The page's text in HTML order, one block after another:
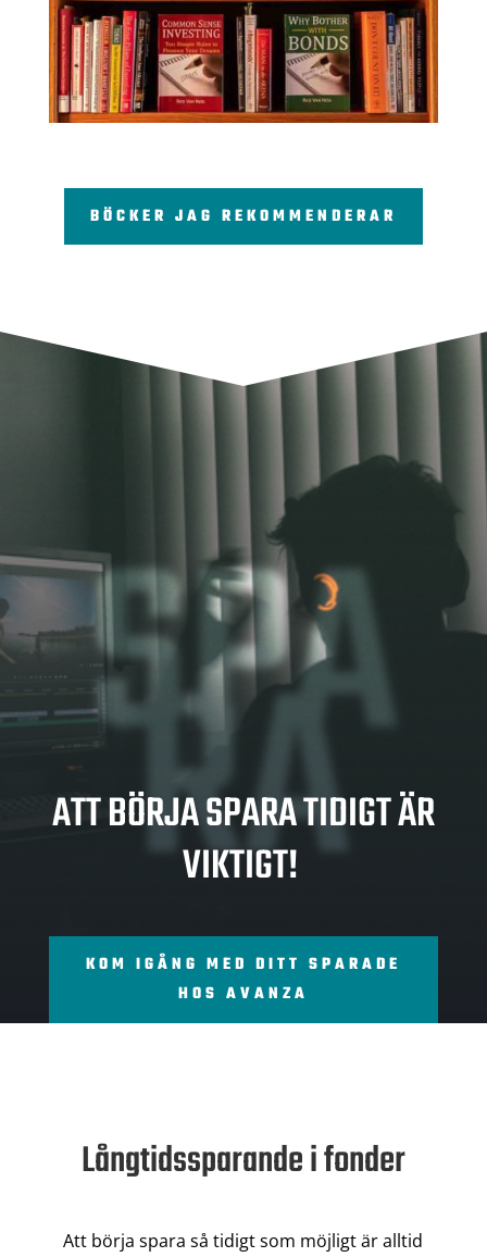
BÖCKER JAG REKOMMENDERAR
SPA
RA
ATT BÖRJA SPARA TIDIGT ÄR
VIKTIGT!
KOM IGÅNG MED DITT SPARADE
HOS AVANZA
Långtidssparande i fonder
Att börja spara så tidigt som möjligt är alltid